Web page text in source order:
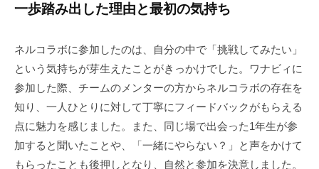
一歩踏み出した理由と最初の気持ち
ネルコラボに参加したのは、自分の中で「挑戦してみたい」
という気持ちが芽生えたことがきっかけでした。ワナビィに
参加した際、チームのメンターの方からネルコラボの存在を
知り、一人ひとりに対して丁寧にフィードバックがもらえる
点に魅力を感じました。また、同じ場で出会った1年生が参
加すると聞いたことや、「一緒にやらない？」と声をかけて
もらったことも後押しとなり、自然と参加を決意しました。